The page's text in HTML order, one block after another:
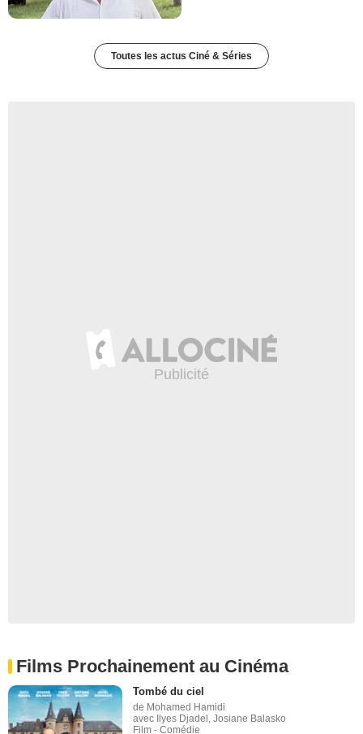
Toutes les actus Ciné & Séries
Films Prochainement au Cinéma
Tombé du ciel
de Mohamed Hamidi
avec Ilyes Djadel, Josiane Balasko
Film - Comédie